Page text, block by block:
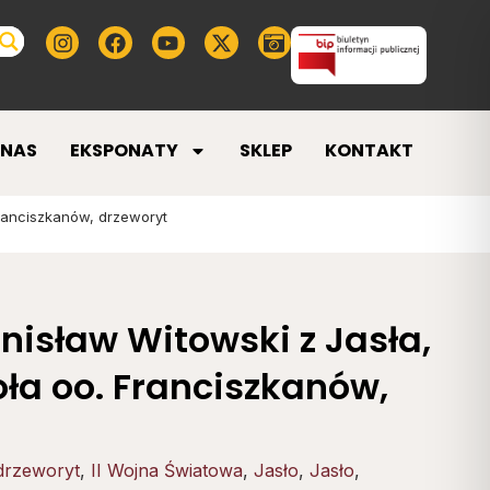
EKSPONATY SKLEP KONTAKT
drzeworyt
Witowski z Jasła,
oo. Franciszkanów,
, II Wojna Światowa, Jasło, Jasło,